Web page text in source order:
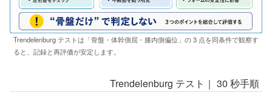
Trendelenburg テストは「骨盤・体幹側屈・膝内側偏位」の 3 点を同条件で観察す
ると、記録と再評価が安定します。
Trendelenburg テスト｜ 30 秒手順